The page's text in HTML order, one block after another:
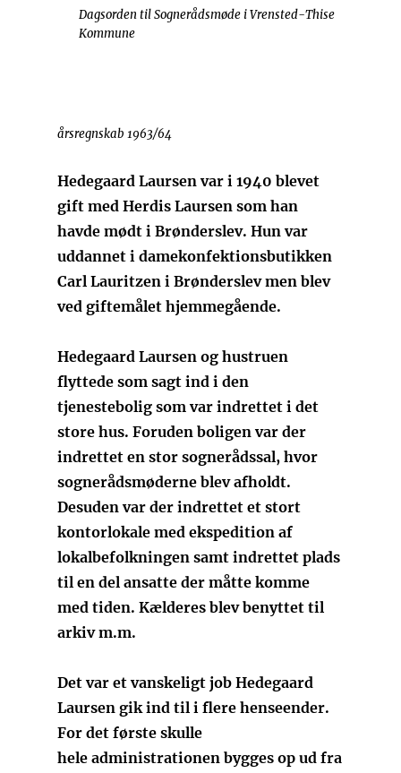
Dagsorden til Sognerådsmøde i Vrensted-Thise
Kommune
årsregnskab 1963/64
Hedegaard Laursen var i 1940 blevet
gift med Herdis Laursen som han
havde mødt i Brønderslev. Hun var
uddannet i damekonfektionsbutikken
Carl Lauritzen i Brønderslev men blev
ved giftemålet hjemmegående.
Hedegaard Laursen og hustruen
flyttede som sagt ind i den
tjenestebolig som var indrettet i det
store hus. Foruden boligen var der
indrettet en stor sognerådssal, hvor
sognerådsmøderne blev afholdt.
Desuden var der indrettet et stort
kontorlokale med ekspedition af
lokalbefolkningen samt indrettet plads
til en del ansatte der måtte komme
med tiden. Kælderes blev benyttet til
arkiv m.m.
Det var et vanskeligt job Hedegaard
Laursen gik ind til i flere henseender.
For det første skulle
hele administrationen bygges op ud fra